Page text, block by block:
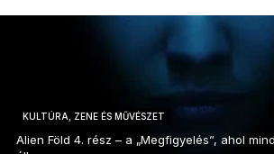
KULTÚRA, ZENE ÉS MŰVÉSZET
Alien Föld 4. rész – a „Megfigyelés”, ahol